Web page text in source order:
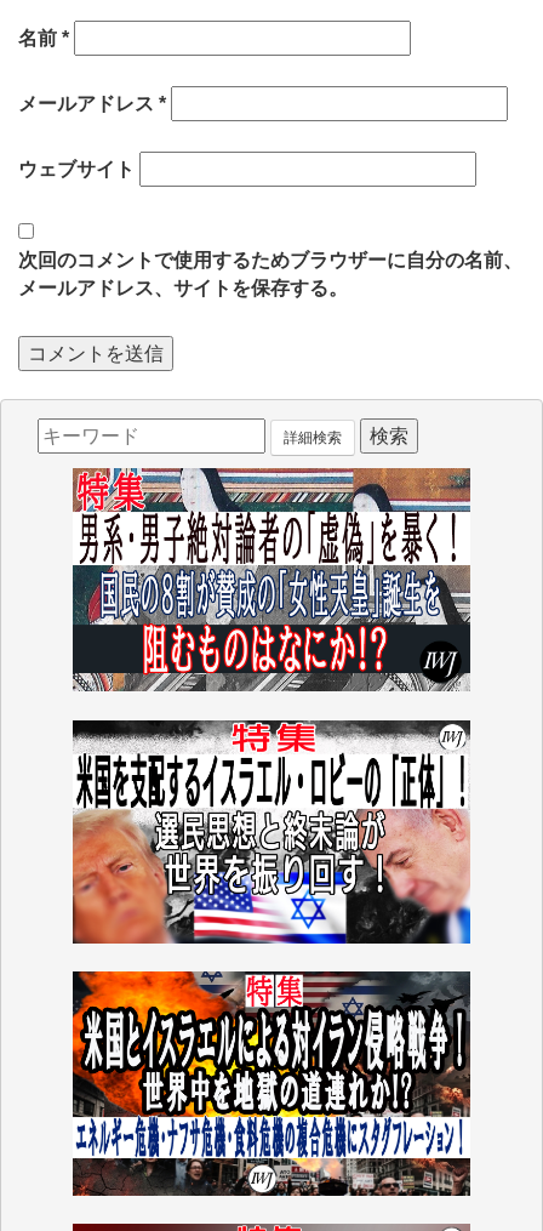
名前 *
メールアドレス *
ウェブサイト
次回のコメントで使用するためブラウザーに自分の名前、
メールアドレス、サイトを保存する。
詳細検索